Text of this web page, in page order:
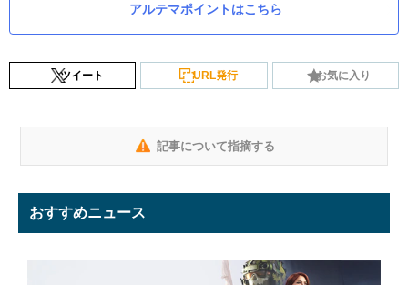
アルテマポイントはこちら
ツイート URL発行 お気に入り
記事について指摘する
おすすめニュース